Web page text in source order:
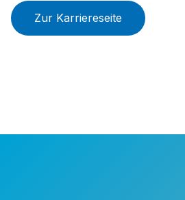
Zur Karriereseite